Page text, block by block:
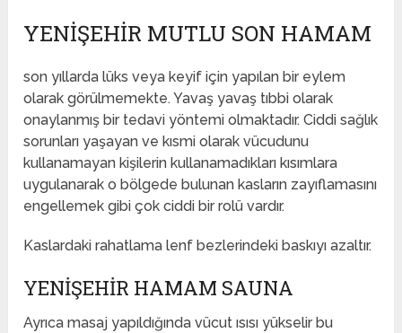
YENIŞEHIR MUTLU SON HAMAM
son yıllarda lüks veya keyif için yapılan bir eylem
olarak görülmemekte. Yavaş yavaş tıbbi olarak
onaylanmış bir tedavi yöntemi olmaktadır. Ciddi sağlık
sorunları yaşayan ve kısmi olarak vücudunu
kullanamayan kişilerin kullanamadıkları kısımlara
uygulanarak o bölgede bulunan kasların zayıflamasını
engellemek gibi çok ciddi bir rolü vardır.
Kaslardaki rahatlama lenf bezlerindeki baskıyı azaltır.
YENIŞEHIR HAMAM SAUNA
Ayrıca masaj yapıldığında vücut ısısı yükselir bu